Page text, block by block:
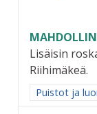
Lisäisin
Riihimäkeä.
Rajaa
Puistot ja